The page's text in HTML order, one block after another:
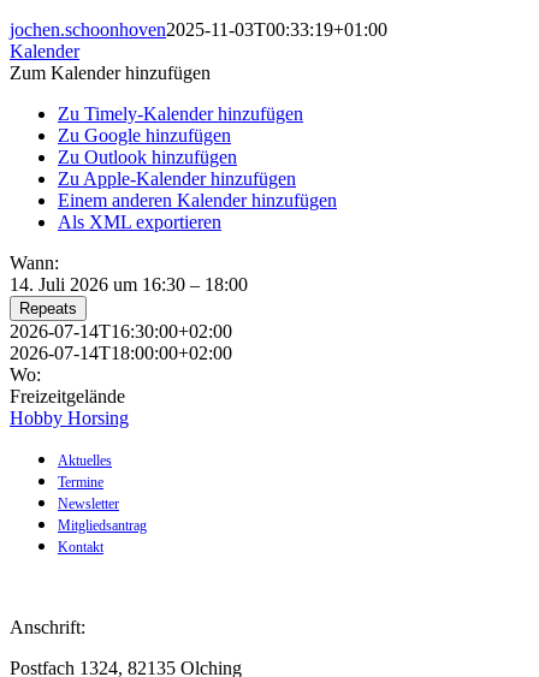
jochen.schoonhoven2025-11-03T00:33:19+01:00
Kalender
Zum Kalender hinzufügen
Zu Timely-Kalender hinzufügen
Zu Google hinzufügen
Zu Outlook hinzufügen
Zu Apple-Kalender hinzufügen
Einem anderen Kalender hinzufügen
Als XML exportieren
Wann:
14. Juli 2026 um 16:30 – 18:00
Repeats
2026-07-14T16:30:00+02:00
2026-07-14T18:00:00+02:00
Wo:
Freizeitgelände
Hobby Horsing
Aktuelles
Termine
Newsletter
Mitgliedsantrag
Kontakt
Anschrift:
Postfach 1324, 82135 Olching